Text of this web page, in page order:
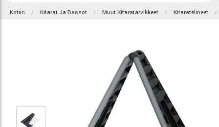
Kotiin Kitarat Ja Bassot Muut Kitaratarvikkeet Kitaratelineet